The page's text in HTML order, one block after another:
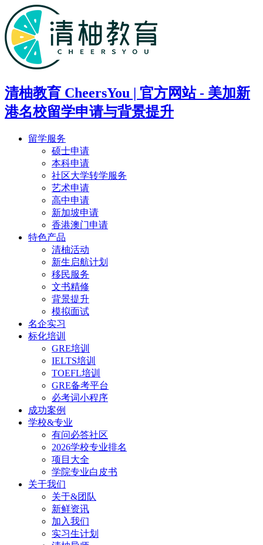
清柚教育 CheersYou | 官方网站 - 美加新
港名校留学申请与背景提升
留学服务
硕士申请
本科申请
社区大学转学服务
艺术申请
高中申请
新加坡申请
香港澳门申请
特色产品
清柚活动
新生启航计划
移民服务
文书精修
背景提升
模拟面试
名企实习
标化培训
GRE培训
IELTS培训
TOEFL培训
GRE备考平台
必考词小程序
成功案例
学校&专业
有问必答社区
2026学校专业排名
项目大全
学院专业白皮书
关于我们
关于&团队
新鲜资讯
加入我们
实习生计划